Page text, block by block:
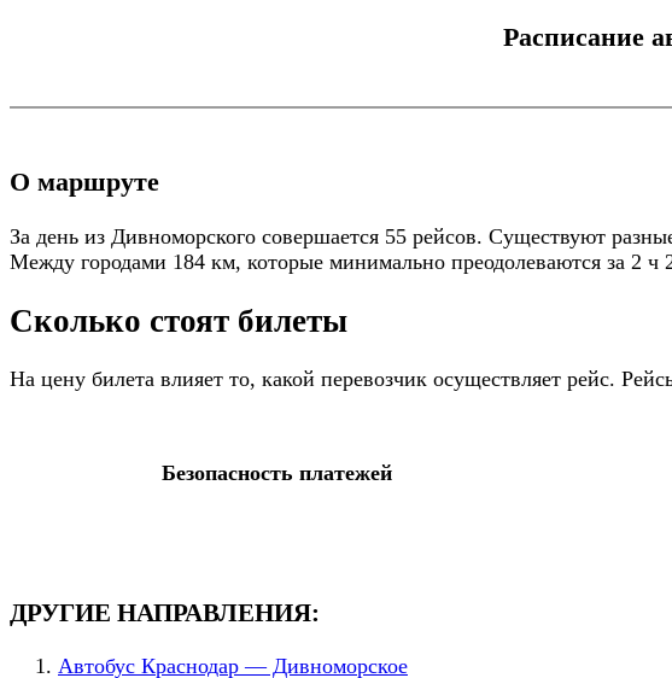
Расписание
О маршруте
За день из Дивноморского совершается 55 рейсов. Существуют
Между городами 184 км, которые минимально преодолеваются за 2 ч
Сколько стоят билеты
На цену билета влияет то, какой перевозчик осуществляет рейс.
Безопасность платежей
ДРУГИЕ НАПРАВЛЕНИЯ:
Автобус Краснодар — Дивноморское